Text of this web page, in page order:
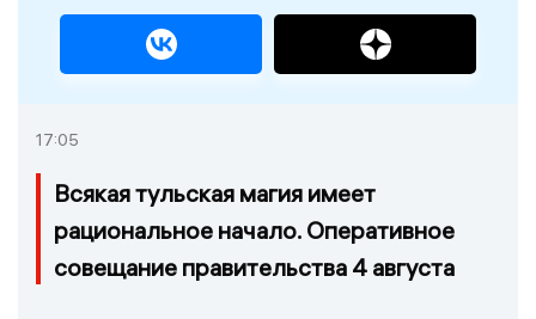
17:05
Всякая тульская магия имеет
рациональное начало. Оперативное
совещание правительства 4 августа